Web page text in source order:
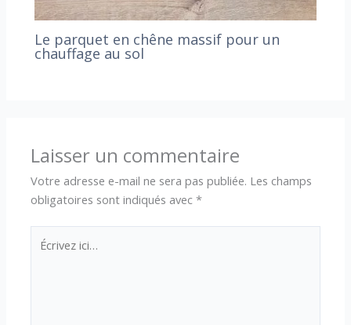
Le parquet en chêne massif pour un
chauffage au sol
Laisser un commentaire
Votre adresse e-mail ne sera pas publiée. Les champs
obligatoires sont indiqués avec*
ici…